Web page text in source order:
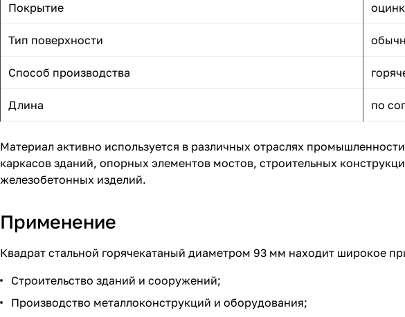
Покрытие
Тип поверхности
Способ производства
Длина по
Материал активно используется в различных отраслях
каркасов зданий, опорных элементов мостов, строительных
железобетонных изделий.
Применение
Квадрат стальной горячекатаный диаметром 93 мм находит широкое
Строительство зданий и сооружений;
Производство металлоконструкций и оборудования;